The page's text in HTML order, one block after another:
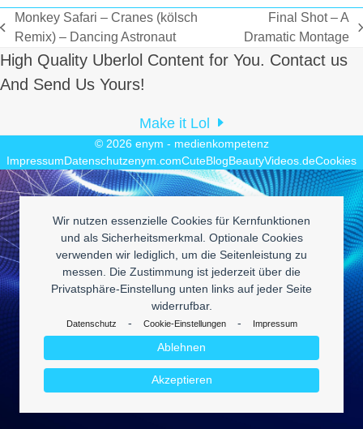
Wir nutzen essenzielle Cookies für Kernfunktionen
und als Sicherheitsmerkmal. Optionale Cookies
verwenden wir lediglich, um die Seitenleistung zu
messen. Die Zustimmung ist jederzeit über die
Privatsphäre-Einstellung unten links auf jeder Seite
widerrufbar.
Datenschutz - Cookie-Einstellungen - Impressum
Akzeptieren
Ablehnen
vorheriger
Beitrag:
Monkey Safari – Cranes (kölsch
Remix) – Dancing Astronaut
Nächster
Beitrag:
Final Shot – A
Dramatic Montage
High Quality Uberlol Content for You. Contact us
And Send Us Yours!
Make it Lol
© 2026 enym - medienkompetenz
ImpressumDatenschutzenym.comCuteBlogBeautyVideos.deCookies